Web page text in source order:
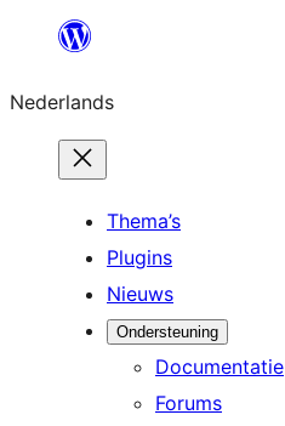
de
inhoud
Nederlands
Thema’s
Plugins
Nieuws
Ondersteuning
Documentatie
Forums